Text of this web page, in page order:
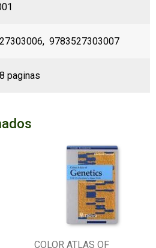
9783527303007
paginas
COLOR ATLAS OF